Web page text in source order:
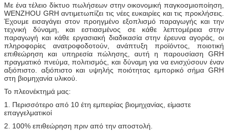
Με ένα τέλειο δίκτυο πωλήσεων στην οικονομική παγκοσμιοποίηση,
WENZHOU GRH αντιμετωπίζει τις νέες ευκαιρίες και τις προκλήσεις.
Έχουμε εισαγάγει στον προηγμένο εξοπλισμό παραγωγής και την
τεχνική δύναμη, και εστιασμένος σε κάθε λεπτομέρεια στην
παραγωγή και κάθε εργασιακή διαδικασία στην έρευνα αγοράς, οι
πληροφορίες ανατροφοδοτούν, ανάπτυξη προϊόντος, ποιοτική
επιθεώρηση και υπηρεσία πώλησης, αυτή η παρουσίαση GRH
πραγματικό πνεύμα, πολιτισμός, και δύναμη για να ενισχύσουν έναν
αξιόπιστο. αξιόπιστο και υψηλής ποιότητας εμπορικό σήμα GRH
στη βιομηχανία υλικού.
Το πλεονέκτημά μας:
1. Περισσότερο από 10 έτη εμπειρίας βιομηχανίας, είμαστε
επαγγελματικοί
2. 100% επιθεώρηση πριν από την αποστολή.